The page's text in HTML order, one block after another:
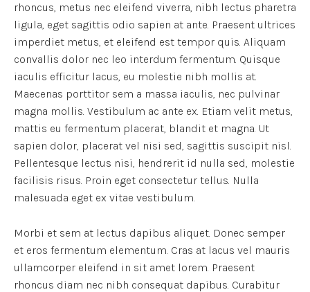
rhoncus, metus nec eleifend viverra, nibh lectus pharetra
ligula, eget sagittis odio sapien at ante. Praesent ultrices
imperdiet metus, et eleifend est tempor quis. Aliquam
convallis dolor nec leo interdum fermentum. Quisque
iaculis efficitur lacus, eu molestie nibh mollis at.
Maecenas porttitor sem a massa iaculis, nec pulvinar
magna mollis. Vestibulum ac ante ex. Etiam velit metus,
mattis eu fermentum placerat, blandit et magna. Ut
sapien dolor, placerat vel nisi sed, sagittis suscipit nisl.
Pellentesque lectus nisi, hendrerit id nulla sed, molestie
facilisis risus. Proin eget consectetur tellus. Nulla
malesuada eget ex vitae vestibulum.
Morbi et sem at lectus dapibus aliquet. Donec semper
et eros fermentum elementum. Cras at lacus vel mauris
ullamcorper eleifend in sit amet lorem. Praesent
rhoncus diam nec nibh consequat dapibus. Curabitur